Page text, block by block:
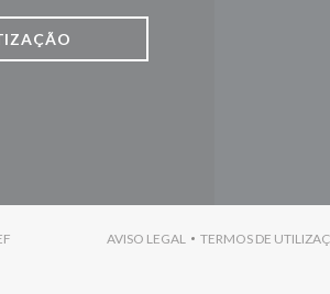
((ABRE NUMA NOVA JANELA))
AVISO LEGAL
((ABRE NUMA NOVA
TERMOS DE
((ABRE